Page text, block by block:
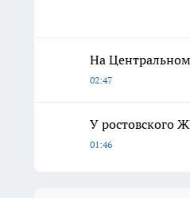
На
02:47
У ростовского
01:46